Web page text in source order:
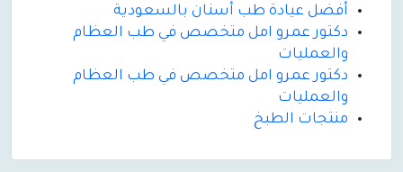
أفضل عيادة طب أسنان بالسعودية
دكتور عمرو امل متخصص في طب العظام
والعمليات
دكتور عمرو امل متخصص في طب العظام
والعمليات
منتجات الطبخ